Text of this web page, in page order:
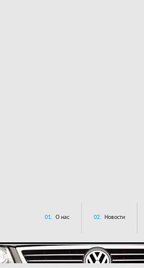
01. О нас 02. Новости